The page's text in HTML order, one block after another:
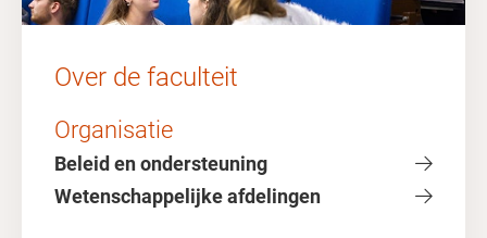
Over de faculteit
Organisatie
Beleid en ondersteuning
Wetenschappelijke afdelingen